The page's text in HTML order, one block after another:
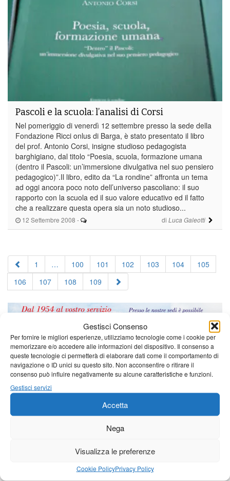
Gestisci Consenso
Per fornire le migliori esperienze, utilizziamo tecnologie come i cookie per
memorizzare e/o accedere alle informazioni del dispositivo. Il consenso a
queste tecnologie ci permetterà di elaborare dati come il comportamento di
navigazione o ID unici su questo sito. Non acconsentire o ritirare il
consenso può influire negativamente su alcune caratteristiche e funzioni.
Gestisci servizi
Accetta
Nega
Visualizza le preferenze
Cookie PolicyPrivacy Policy
12 Settembre 2008 - di Luca Galeotti
Pascoli e la scuola: l’analisi di Corsi
Nel pomeriggio di venerdì 12 settembre presso la sede della
Fondazione Ricci onlus di Barga, è stato presentato il libro
del prof. Antonio Corsi, insigne studioso pedagogista
barghigiano, dal titolo “Poesia, scuola, formazione umana
(dentro il Pascoli: un’immersione divulgativa nel suo pensiero
pedagogico)”.Il libro, edito da “La rondine” affronta un tema
ad oggi ancora poco noto dell’universo pascoliano: il suo
rapporto con la scuola ed il suo valore educativo ed il fatto
che a realizzare questa opera sia un noto studioso...
1 … 100 101 102 103 104
105
106
107 108 109